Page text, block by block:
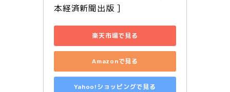
本経済新聞出版 ]
楽天市場で見る
Amazonで見る
Yahoo!ショッピングで見る